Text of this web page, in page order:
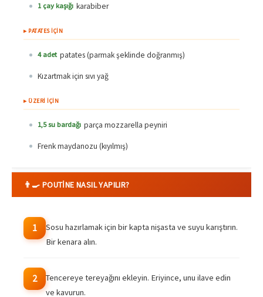
1 çay kaşığı karabiber
▸ PATATES İÇİN
4 adet patates (parmak şeklinde doğranmış)
Kızartmak için sıvı yağ
▸ ÜZERİ İÇİN
1,5 su bardağı parça mozzarella peyniri
Frenk maydanozu (kıyılmış)
👨‍🍳 POUTINE NASIL YAPILIR?
1
Sosu hazırlamak için bir kapta nişasta ve suyu karıştırın.
Bir kenara alın.
2
Tencereye tereyağını ekleyin. Eriyince, unu ilave edin
ve kavurun.